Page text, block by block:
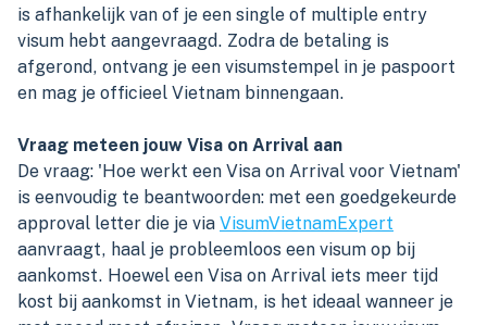
is afhankelijk van of je een single of multiple entry
visum hebt aangevraagd. Zodra de betaling is
afgerond, ontvang je een visumstempel in je paspoort
en mag je officieel Vietnam binnengaan.
Vraag meteen jouw Visa on Arrival aan
De vraag: 'Hoe werkt een Visa on Arrival voor Vietnam'
is eenvoudig te beantwoorden: met een goedgekeurde
approval letter die je via VisumVietnamExpert
aanvraagt, haal je probleemloos een visum op bij
aankomst. Hoewel een Visa on Arrival iets meer tijd
kost bij aankomst in Vietnam, is het ideaal wanneer je